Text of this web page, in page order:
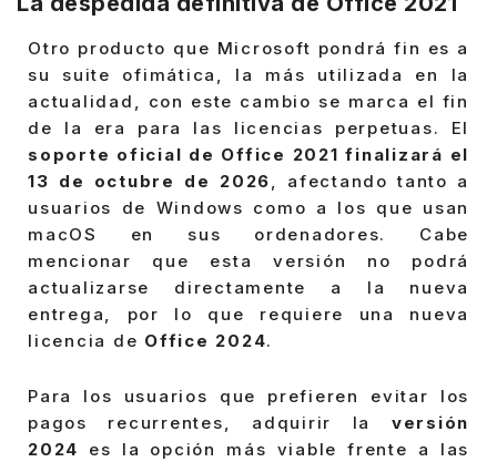
Otro producto que Microsoft pondrá fin es a
su suite ofimática, la más utilizada en la
actualidad, con este cambio se marca el fin
de la era para las licencias perpetuas. El
soporte oficial de Office 2021 finalizará el
13 de octubre de 2026, afectando tanto a
usuarios de Windows como a los que usan
macOS en sus ordenadores. Cabe
mencionar que esta versión no podrá
actualizarse directamente a la nueva
entrega, por lo que requiere una nueva
licencia de Office 2024.
Para los usuarios que prefieren evitar los
pagos recurrentes, adquirir la versión
2024
es la opción más viable frente a las